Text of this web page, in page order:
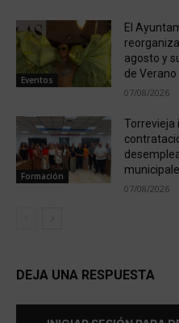
Eventos
El
agosto y
de Verano
07/08/2026
Formación
Torrevieja
07/08/2026
DEJA UNA RESPUESTA